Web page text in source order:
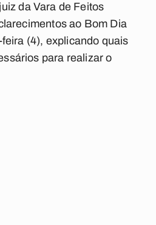
da Vara de Feitos
ao Bom Dia
(4), explicando quais
para realizar o